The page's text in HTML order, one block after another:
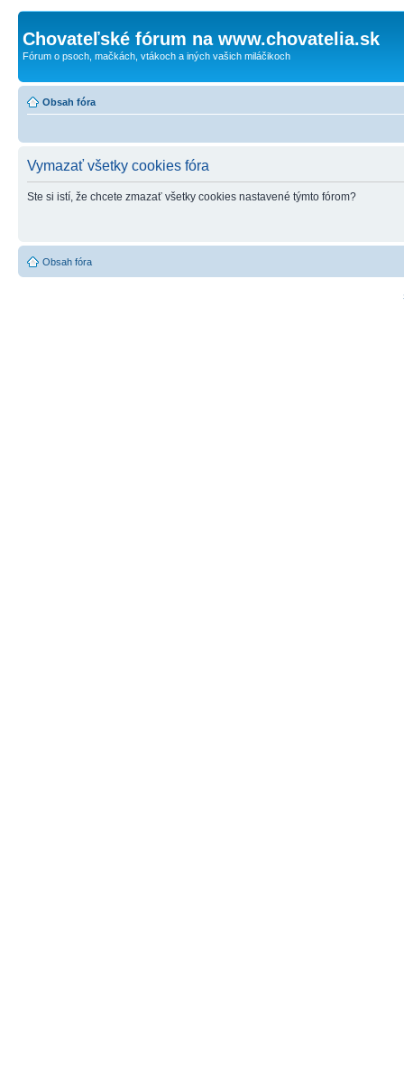
Chovateľské fórum na www.chovatelia.sk
Fórum o psoch, mačkách, vtákoch a iných vašich miláčikoch
Obsah fóra
Vymazať všetky cookies fóra
Ste si istí, že chcete zmazať všetky cookies nastavené týmto fórom?
Obsah fóra